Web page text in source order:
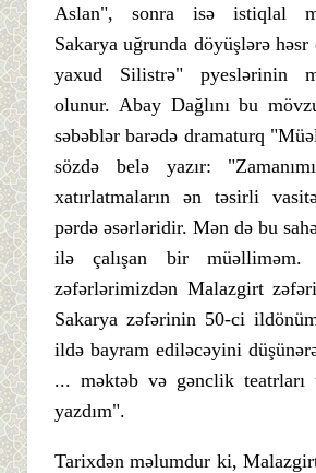
Aslan", sonra isə istiqlal
Sakarya uğrunda döyüşlərə
yaxud Silistrə" pyeslərinin
olunur. Abay Dağlını bu
səbəblər barədə dramaturq
sözdə belə yazır:
xatırlatmaların ən təsirli
pərdə əsərləridir. Mən də bu
ilə çalışan bir
zəfərlərimizdən Malazgirt
Sakarya zəfərinin 50-ci
ildə bayram ediləcəyini
... məktəb və gənclik teatrları
yazdım".
Tarixdən məlumdur ki,